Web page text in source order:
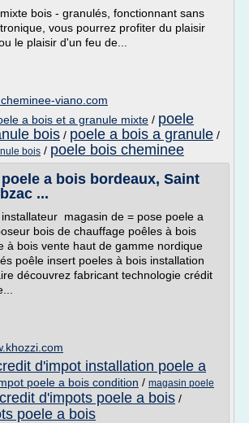
bois - granulés, fonctionnant sans
vous pourrez profiter du plaisir
le plaisir d'un feu de...
viano.com
a bois et a granule mixte / poele
bois / poele a bois a granule /
bois / poele bois cheminee
a bois bordeaux, Saint
...
magasin de = pose poele a
bois de chauffage poêles à bois
à bois vente haut de gamme nordique
poêle insert poeles à bois installation
découvrez fabricant technologie crédit
d'impot installation poele a
poele a bois condition / magasin poele
credit d'impots poele a bois /
poele a bois